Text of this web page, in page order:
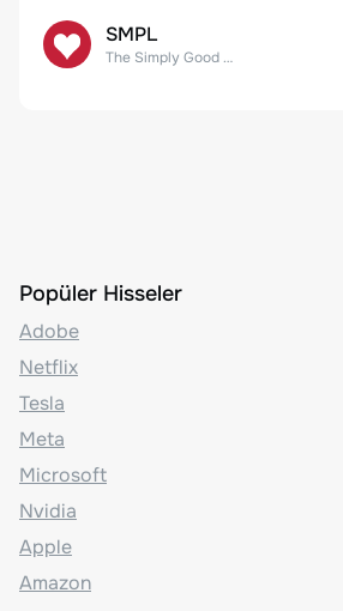
SMPL
The Simply Good Foods Company Common Stock
Popüler Hisseler
Adobe
Netflix
Tesla
Meta
Microsoft
Nvidia
Apple
Amazon